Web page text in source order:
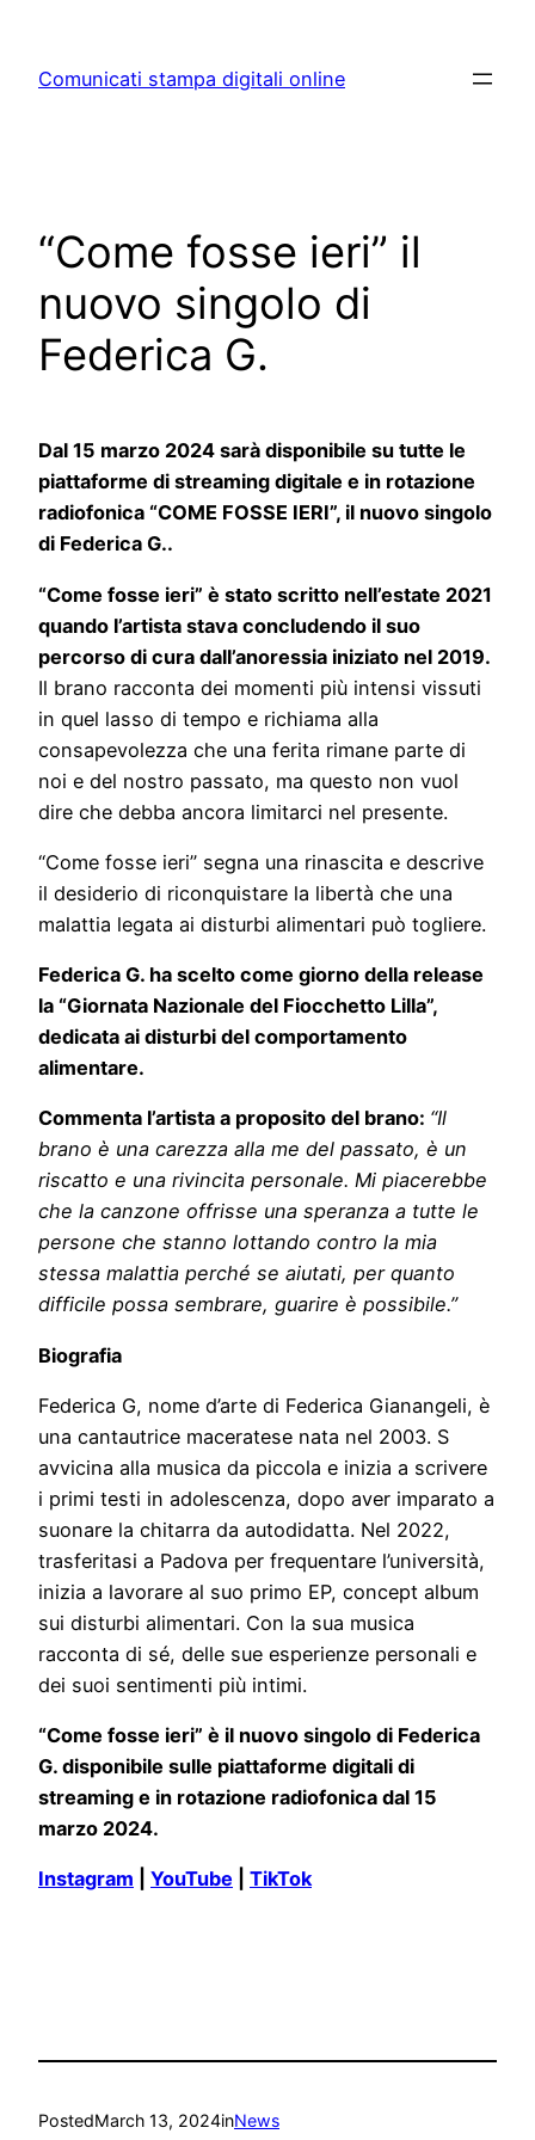
content
Comunicati stampa digitali online
“Come fosse ieri” il
nuovo singolo di
Federica G.
Dal 15 marzo 2024 sarà disponibile su tutte le
piattaforme di streaming digitale e in rotazione
radiofonica “COME FOSSE IERI”, il nuovo singolo
di Federica G..
“Come fosse ieri” è stato scritto nell’estate 2021
quando l’artista stava concludendo il suo
percorso di cura dall’anoressia iniziato nel 2019.
Il brano racconta dei momenti più intensi vissuti
in quel lasso di tempo e richiama alla
consapevolezza che una ferita rimane parte di
noi e del nostro passato, ma questo non vuol
dire che debba ancora limitarci nel presente.
“Come fosse ieri” segna una rinascita e descrive
il desiderio di riconquistare la libertà che una
malattia legata ai disturbi alimentari può togliere.
Federica G. ha scelto come giorno della release
la “Giornata Nazionale del Fiocchetto Lilla”,
dedicata ai disturbi del comportamento
alimentare.
Commenta l’artista a proposito del brano: “Il
brano è una carezza alla me del passato, è un
riscatto e una rivincita personale. Mi piacerebbe
che la canzone offrisse una speranza a tutte le
persone che stanno lottando contro la mia
stessa malattia perché se aiutati, per quanto
difficile possa sembrare, guarire è possibile.”
Biografia
Federica G, nome d’arte di Federica Gianangeli, è
una cantautrice maceratese nata nel 2003. S
avvicina alla musica da piccola e inizia a scrivere
i primi testi in adolescenza, dopo aver imparato a
suonare la chitarra da autodidatta. Nel 2022,
trasferitasi a Padova per frequentare l’università,
inizia a lavorare al suo primo EP, concept album
sui disturbi alimentari. Con la sua musica
racconta di sé, delle sue esperienze personali e
dei suoi sentimenti più intimi.
“Come fosse ieri” è il nuovo singolo di Federica
G. disponibile sulle piattaforme digitali di
streaming e in rotazione radiofonica dal 15
marzo 2024.
Instagram YouTube TikTok
PostedMarch 13, 2024inNews